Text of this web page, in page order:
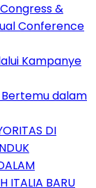
&
Conference
Kampanye
Bertemu dalam
DI
ITALIA BARU